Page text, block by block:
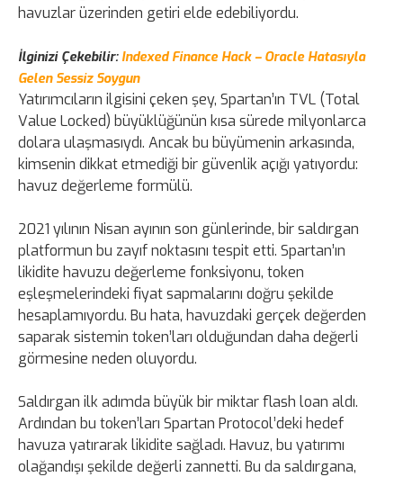
havuzlar üzerinden getiri elde edebiliyordu.
İlginizi Çekebilir: Indexed Finance Hack – Oracle Hatasıyla
Gelen Sessiz Soygun
Yatırımcıların ilgisini çeken şey, Spartan’ın TVL (Total
Value Locked) büyüklüğünün kısa sürede milyonlarca
dolara ulaşmasıydı. Ancak bu büyümenin arkasında,
kimsenin dikkat etmediği bir güvenlik açığı yatıyordu:
havuz değerleme formülü.
2021 yılının Nisan ayının son günlerinde, bir saldırgan
platformun bu zayıf noktasını tespit etti. Spartan’ın
likidite havuzu değerleme fonksiyonu, token
eşleşmelerindeki fiyat sapmalarını doğru şekilde
hesaplamıyordu. Bu hata, havuzdaki gerçek değerden
saparak sistemin token’ları olduğundan daha değerli
görmesine neden oluyordu.
Saldırgan ilk adımda büyük bir miktar flash loan aldı.
Ardından bu token’ları Spartan Protocol’deki hedef
havuza yatırarak likidite sağladı. Havuz, bu yatırımı
olağandışı şekilde değerli zannetti. Bu da saldırgana,